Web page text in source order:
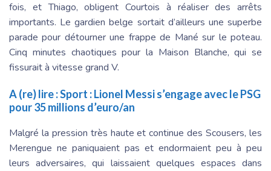
fois, et Thiago, obligent Courtois à réaliser des arrêts
importants. Le gardien belge sortait d’ailleurs une superbe
parade pour détourner une frappe de Mané sur le poteau.
Cinq minutes chaotiques pour la Maison Blanche, qui se
fissurait à vitesse grand V.
A (re) lire :Sport : Lionel Messi s’engage avec le PSG
pour 35 millions d’euro/an
Malgré la pression très haute et continue des Scousers, les
Merengue ne paniquaient pas et endormaient peu à peu
leurs adversaires, qui laissaient quelques espaces dans